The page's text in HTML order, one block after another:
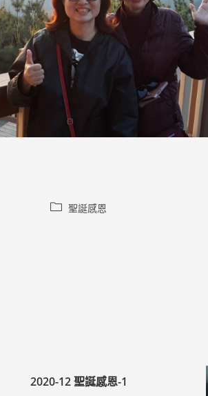
Post聖誕感恩
2020-12 聖誕感恩-1